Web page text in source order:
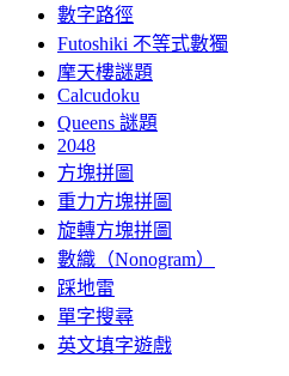
數字路徑
Futoshiki 不等式數獨
摩天樓謎題
Calcudoku
Queens 謎題
2048
方塊拼圖
重力方塊拼圖
旋轉方塊拼圖
數織（Nonogram）
踩地雷
單字搜尋
英文填字遊戲